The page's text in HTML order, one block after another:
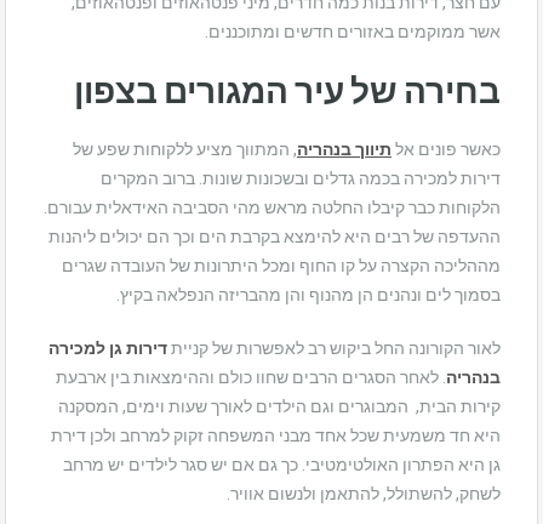
אשר ממוקמים באזורים חדשים ומתוכננים.
בחירה של עיר המגורים בצפון
כאשר פונים אל תיווך בנהריה, המתווך מציע ללקוחות שפע של
דירות למכירה בכמה גדלים ובשכונות שונות. ברוב המקרים
הלקוחות כבר קיבלו החלטה מראש מהי הסביבה האידאלית עבורם.
ההעדפה של רבים היא להימצא בקרבת הים וכך הם יכולים ליהנות
מההליכה הקצרה על קו החוף ומכל היתרונות של העובדה שגרים
בסמוך לים ונהנים הן מהנוף והן מהבריזה הנפלאה בקיץ.
לאור הקורונה החל ביקוש רב לאפשרות של קנייתדירות גן למכירה
בנהריה . לאחר הסגרים הרבים שחוו כולם וההימצאות בין ארבעת
קירות הבית, המבוגרים וגם הילדים לאורך שעות וימים, המסקנה
היא חד משמעית שכל אחד מבני המשפחה זקוק למרחב ולכן דירת
גן היא הפתרון האולטימטיבי. כך גם אם יש סגר לילדים יש מרחב
לשחק, להשתולל, להתאמן ולנשום אוויר.